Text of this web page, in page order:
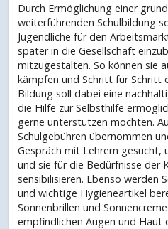
Durch Ermöglichung einer
weiterführenden Schulbildung
Jugendliche für den
später in die Gesellschaft
mitzugestalten. So können sie
kämpfen und Schritt für Schritt
Bildung soll dabei eine
die Hilfe zur Selbsthilfe
gerne unterstützen möchten.
Schulgebühren übernommen
Gespräch mit Lehrern gesucht,
und sie für die Bedürfnisse der
sensibilisieren. Ebenso werden
und wichtige Hygieneartikel
Sonnenbrillen und
empfindlichen Augen und Haut